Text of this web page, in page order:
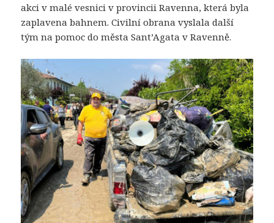
akci v malé vesnici v provincii Ravenna, která byla
zaplavena bahnem. Civilní obrana vyslala další
tým na pomoc do města Sant’Agata v Ravenně.